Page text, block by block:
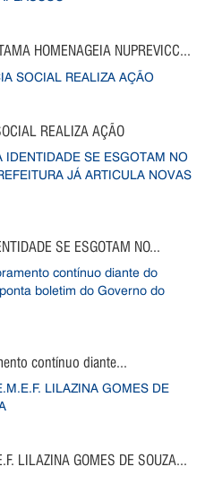
HOMENAGEIA NUPREVICC...
REALIZA AÇÃO
SE ESGOTAM NO...
contínuo diante...
LILAZINA GOMES DE SOUZA...